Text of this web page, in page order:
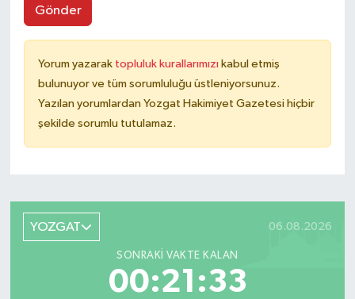
Gönder
Yorum yazarak topluluk kurallarımızı kabul etmiş
bulunuyor ve tüm sorumluluğu üstleniyorsunuz.
Yazılan yorumlardan Yozgat Hakimiyet Gazetesi hiçbir
şekilde sorumlu tutulamaz.
YOZGAT 06.08.2026
SONRAKI VAKTE KALAN
00:21:33